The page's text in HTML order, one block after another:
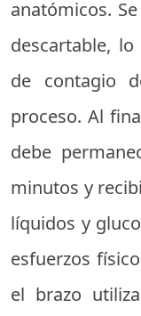
anatómicos.
descartable,
de contagio
proceso. Al
debe
minutos y
líquidos y
esfuerzos
el brazo